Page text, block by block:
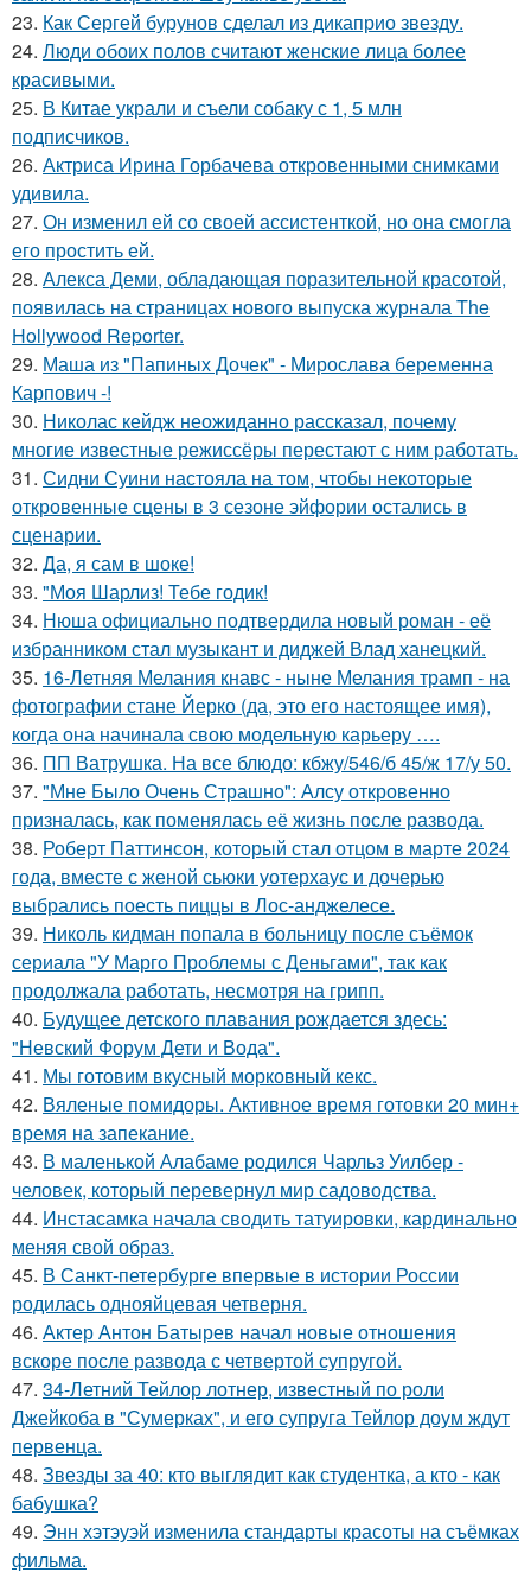
23. Как Сергей бурунов сделал из дикаприо звезду.
24. Люди обоих полов считают женские лица более
красивыми.
25. В Китае украли и съели собаку с 1, 5 млн
подписчиков.
26. Актриса Ирина Горбачева откровенными снимками
удивила.
27. Он изменил ей со своей ассистенткой, но она смогла
его простить ей.
28. Алекса Деми, обладающая поразительной красотой,
появилась на страницах нового выпуска журнала The
Hollywood Reporter.
29. Маша из "Папиных Дочек" - Мирослава беременна
Карпович -!
30. Николас кейдж неожиданно рассказал, почему
многие известные режиссёры перестают с ним работать.
31. Сидни Суини настояла на том, чтобы некоторые
откровенные сцены в 3 сезоне эйфории остались в
сценарии.
32. Да, я сам в шоке!
33. "Моя Шарлиз! Тебе годик!
34. Нюша официально подтвердила новый роман - её
избранником стал музыкант и диджей Влад ханецкий.
35. 16-Летняя Мелания кнавс - ныне Мелания трамп - на
фотографии стане Йерко (да, это его настоящее имя),
когда она начинала свою модельную карьеру ….
36. ПП Ватрушка. На все блюдо: кбжу/546/б 45/ж 17/у 50.
37. "Мне Было Очень Страшно": Алсу откровенно
призналась, как поменялась её жизнь после развода.
38. Роберт Паттинсон, который стал отцом в марте 2024
года, вместе с женой сьюки уотерхаус и дочерью
выбрались поесть пиццы в Лос-анджелесе.
39. Николь кидман попала в больницу после съёмок
сериала "У Марго Проблемы с Деньгами", так как
продолжала работать, несмотря на грипп.
40. Будущее детского плавания рождается здесь:
"Невский Форум Дети и Вода".
41. Мы готовим вкусный морковный кекс.
42. Вяленые помидоры. Активное время готовки 20 мин+
время на запекание.
43. В маленькой Алабаме родился Чарльз Уилбер -
человек, который перевернул мир садоводства.
44. Инстасамка начала сводить татуировки, кардинально
меняя свой образ.
45. В Санкт-петербурге впервые в истории России
родилась однояйцевая четверня.
46. Актер Антон Батырев начал новые отношения
вскоре после развода с четвертой супругой.
47. 34-Летний Тейлор лотнер, известный по роли
Джейкоба в "Сумерках", и его супруга Тейлор доум ждут
первенца.
48. Звезды за 40: кто выглядит как студентка, а кто - как
бабушка?
49. Энн хэтэуэй изменила стандарты красоты на съёмках
фильма.